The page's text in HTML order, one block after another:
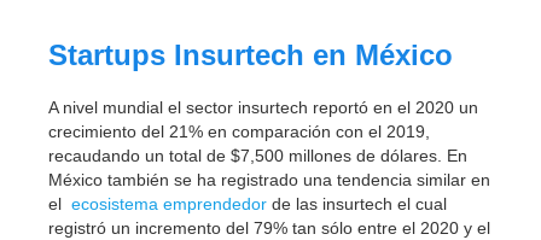
Startups Insurtech en México
A nivel mundial el sector insurtech reportó en el 2020 un
crecimiento del 21% en comparación con el 2019,
recaudando un total de $7,500 millones de dólares. En
México también se ha registrado una tendencia similar en
el ecosistema emprendedor de las insurtech el cual
registró un incremento del 79% tan sólo entre el 2020 y el